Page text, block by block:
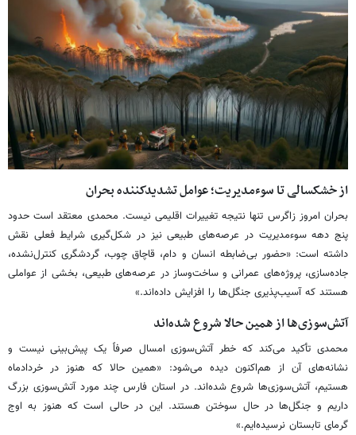
از خشکسالی تا سوءمدیریت؛ عوامل تشدیدکننده بحران
بحران امروز زاگرس تنها نتیجه تغییرات اقلیمی نیست. محمدی معتقد است حدود
پنج دهه سوءمدیریت در عرصه‌های طبیعی نیز در شکل‌گیری شرایط فعلی نقش
داشته است: «حضور بی‌ضابطه انسان و دام، قاچاق چوب، گردشگری کنترل‌نشده،
جاده‌سازی، پروژه‌های عمرانی و ساخت‌وساز در عرصه‌های طبیعی، بخشی از عواملی
هستند که آسیب‌پذیری جنگل‌ها را افزایش داده‌اند.»
آتش‌سوزی‌ها از همین حالا شروع شده‌اند
محمدی تأکید می‌کند که خطر آتش‌سوزی امسال صرفاً یک پیش‌بینی نیست و
نشانه‌های آن از هم‌اکنون دیده می‌شود: «همین حالا که هنوز در خردادماه
هستیم، آتش‌سوزی‌ها شروع شده‌اند. در استان فارس چند مورد آتش‌سوزی بزرگ
داریم و جنگل‌ها در حال سوختن هستند. این در حالی است که هنوز به اوج
گرمای تابستان نرسیده‌ایم.»